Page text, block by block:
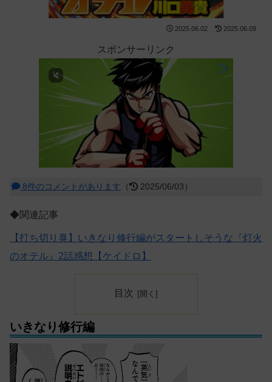
2025.06.02 2025.06.09
スポンサーリンク
8件のコメントがあります （ 2025/06/03）
◆関連記事
【打ち切り臭】いきなり修行編がスタートしそうな『灯火
のオテル』2話感想【ケイドロ】
目次
いきなり修行編